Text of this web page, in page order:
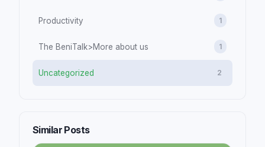
Productivity 1
The BeniTalk>More about us 1
Uncategorized 2
Similar Posts